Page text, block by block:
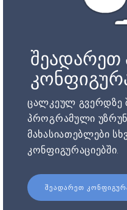
შეადარეთ
ცალკეულ გვერდზე
პროგრამული
მახასიათებლები
კონფიგურაციებში.
ᲨᲔᲐᲓᲐᲠᲔᲗ